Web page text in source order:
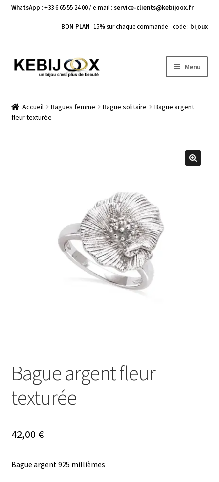
WhatsApp : +33 6 65 55 24 00 / e-mail : service-clients@kebijoox.fr
BON PLAN -15%sur chaque commande - code : bijoux
Aller
à
Aller
au
Menu
Boucles d’Oreilles
Nos offres bijoux
Accueil Bagues femme Bague solitaire
Bague argent
fleur texturée
Bague argent fleur
texturée
42,00 €
Bague argent 925 millièmes